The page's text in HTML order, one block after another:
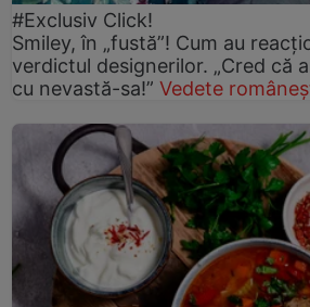
#Exclusiv Click!
Smiley, în „fustă”! Cum au
verdictul designerilor. „Cred că
cu nevastă-sa!” Vedete